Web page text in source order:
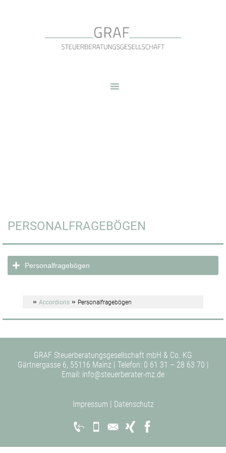
PERSONALFRAGEBÖGEN
Personalfragebögen
» Accordions » Personalfragebögen
GRAF Steuerberatungsgesellschaft mbH & Co. KG
Gärtnergasse 6, 55116 Mainz | Telefon:0 61 31 – 28 63 70 |
Email: info@steuerberater-mz.de
Impressum | Datenschutz